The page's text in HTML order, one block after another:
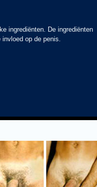
ingrediënten. De ingrediënten
op de penis.